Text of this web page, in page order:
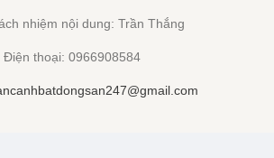
nhiệm nội dung: Trần Thắng
Điện thoại: 0966908584